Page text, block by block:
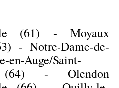
(61) - Moyaux
-Notre-Dame-de-
en-Auge/Saint-
-Olendon